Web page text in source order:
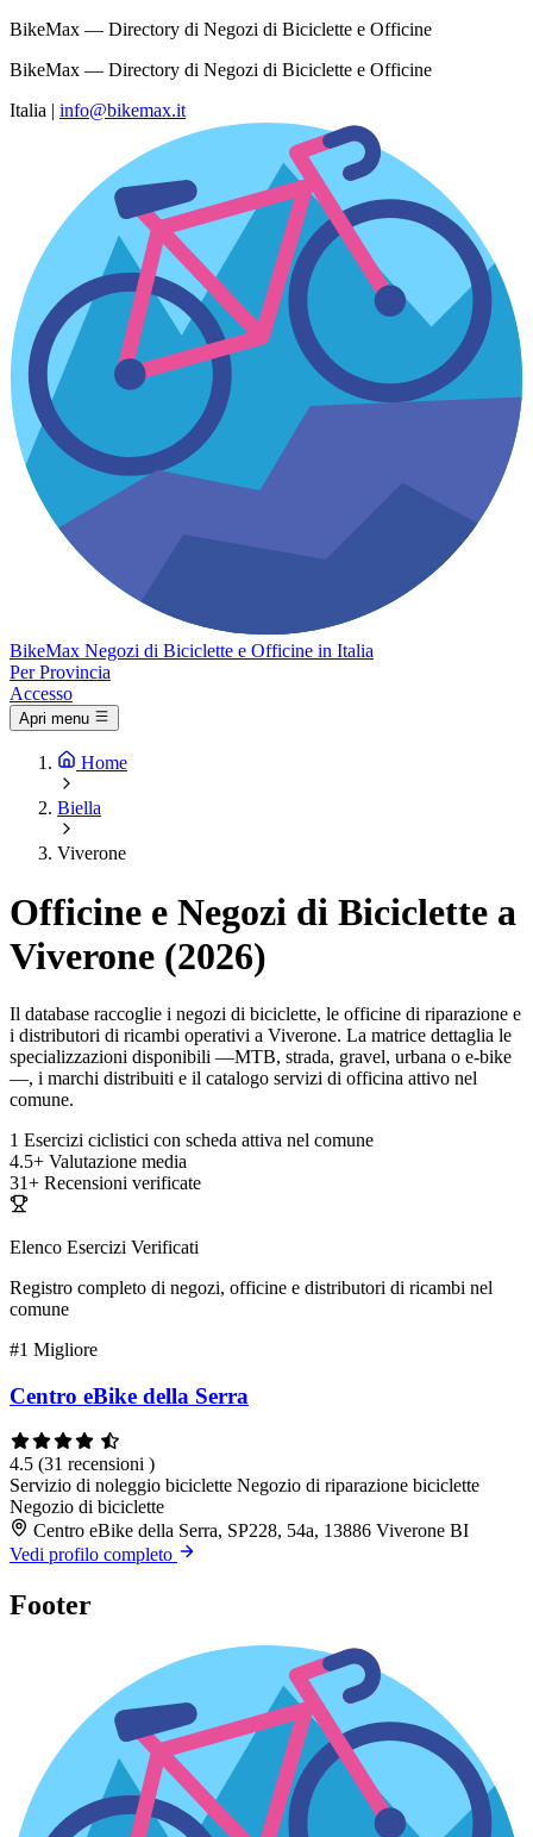
BikeMax — Directory di Negozi di Biciclette e Officine
BikeMax — Directory di Negozi di Biciclette e Officine
Italia | info@bikemax.it
BikeMax Negozi di Biciclette e Officine in Italia
Per Provincia
Accesso
Apri menu
Home
Biella
Viverone
Officine e Negozi di Biciclette a
Viverone (2026)
Il database raccoglie i negozi di biciclette, le officine di riparazione e
i distributori di ricambi operativi a Viverone. La matrice dettaglia le
specializzazioni disponibili —MTB, strada, gravel, urbana o e-bike
—, i marchi distribuiti e il catalogo servizi di officina attivo nel
comune.
1 Esercizi ciclistici con scheda attiva nel comune
4.5+ Valutazione media
31+ Recensioni verificate
Elenco Esercizi Verificati
Registro completo di negozi, officine e distributori di ricambi nel
comune
#1 Migliore
Centro eBike della Serra
4.5 (31 recensioni )
Servizio di noleggio biciclette Negozio di riparazione biciclette
Negozio di biciclette
Centro eBike della Serra, SP228, 54a, 13886 Viverone BI
Vedi profilo completo
Footer